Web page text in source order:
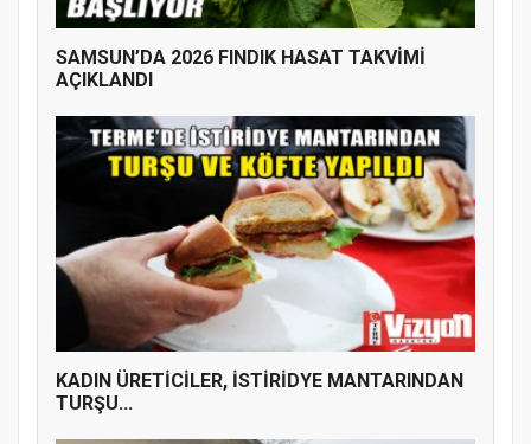
SAMSUN’DA 2026 FINDIK HASAT TAKVİMİ
AÇIKLANDI
KADIN ÜRETİCİLER, İSTİRİDYE MANTARINDAN
TURŞU...